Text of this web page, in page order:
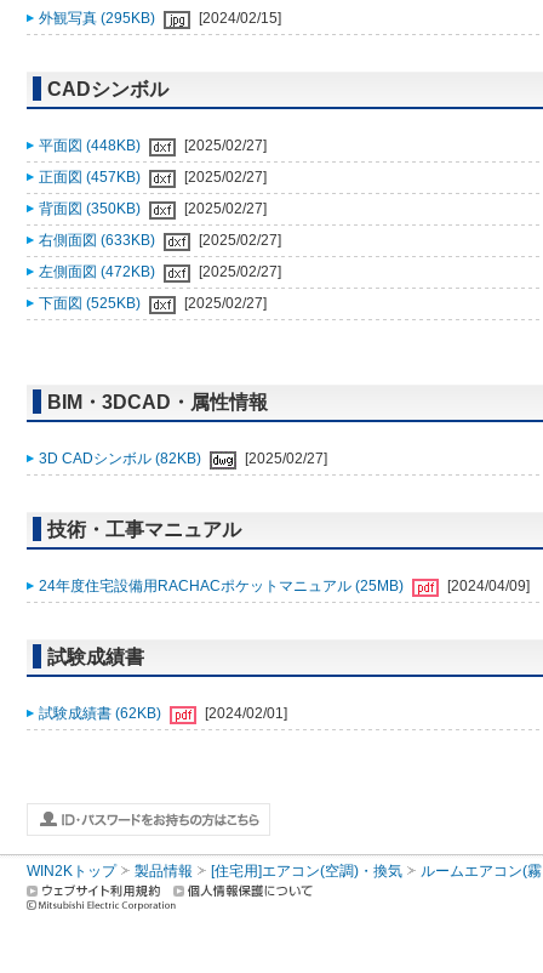
外観写真 (295KB) [2024/02/15]
CADシンボル
平面図 (448KB)
[2025/02/27]
正面図 (457KB)
[2025/02/27]
背面図 (350KB)
[2025/02/27]
右側面図 (633KB)
[2025/02/27]
左側面図 (472KB)
[2025/02/27]
下面図 (525KB)
[2025/02/27]
BIM・3DCAD・属性情報
3D CADシンボル (82KB) [2025/02/27]
技術・工事マニュアル
24年度住宅設備用RACHACポケットマニュアル (25MB) [2024/04/09]
試験成績書
試験成績書 (62KB) [2024/02/01]
WIN2Kトップ 製品情報 [住宅用]エアコン(空調)・換気 ルームエアコン(